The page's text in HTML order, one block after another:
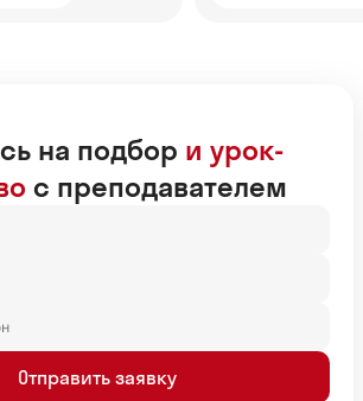
на подбор и урок-
с преподавателем
Отправить заявку